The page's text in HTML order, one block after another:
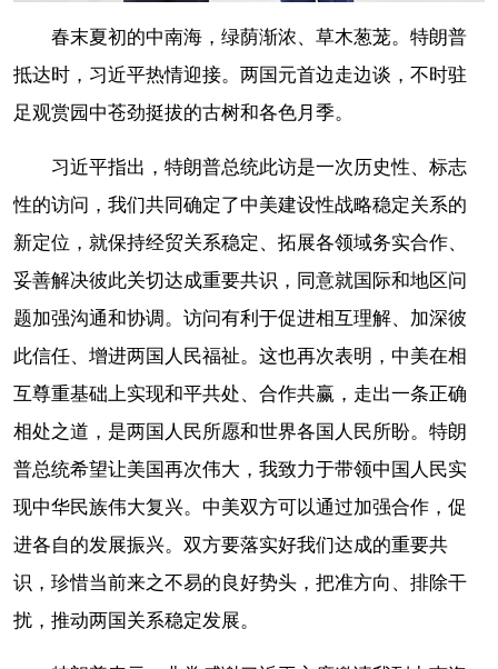
春末夏初的中南海，绿荫渐浓、草木葱茏。特朗普
抵达时，习近平热情迎接。两国元首边走边谈，不时驻
足观赏园中苍劲挺拔的古树和各色月季。
习近平指出，特朗普总统此访是一次历史性、标志
性的访问，我们共同确定了中美建设性战略稳定关系的
新定位，就保持经贸关系稳定、拓展各领域务实合作、
妥善解决彼此关切达成重要共识，同意就国际和地区问
题加强沟通和协调。访问有利于促进相互理解、加深彼
此信任、增进两国人民福祉。这也再次表明，中美在相
互尊重基础上实现和平共处、合作共赢，走出一条正确
相处之道，是两国人民所愿和世界各国人民所盼。特朗
普总统希望让美国再次伟大，我致力于带领中国人民实
现中华民族伟大复兴。中美双方可以通过加强合作，促
进各自的发展振兴。双方要落实好我们达成的重要共
识，珍惜当前来之不易的良好势头，把准方向、排除干
扰，推动两国关系稳定发展。